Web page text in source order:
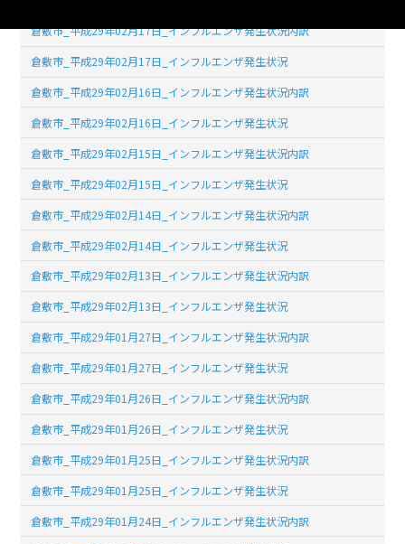
倉敷市_平成29年02月17日_インフルエンザ発生状況内訳
倉敷市_平成29年02月17日_インフルエンザ発生状況
倉敷市_平成29年02月16日_インフルエンザ発生状況内訳
倉敷市_平成29年02月16日_インフルエンザ発生状況
倉敷市_平成29年02月15日_インフルエンザ発生状況内訳
倉敷市_平成29年02月15日_インフルエンザ発生状況
倉敷市_平成29年02月14日_インフルエンザ発生状況内訳
倉敷市_平成29年02月14日_インフルエンザ発生状況
倉敷市_平成29年02月13日_インフルエンザ発生状況内訳
倉敷市_平成29年02月13日_インフルエンザ発生状況
倉敷市_平成29年01月27日_インフルエンザ発生状況内訳
倉敷市_平成29年01月27日_インフルエンザ発生状況
倉敷市_平成29年01月26日_インフルエンザ発生状況内訳
倉敷市_平成29年01月26日_インフルエンザ発生状況
倉敷市_平成29年01月25日_インフルエンザ発生状況内訳
倉敷市_平成29年01月25日_インフルエンザ発生状況
倉敷市_平成29年01月24日_インフルエンザ発生状況内訳